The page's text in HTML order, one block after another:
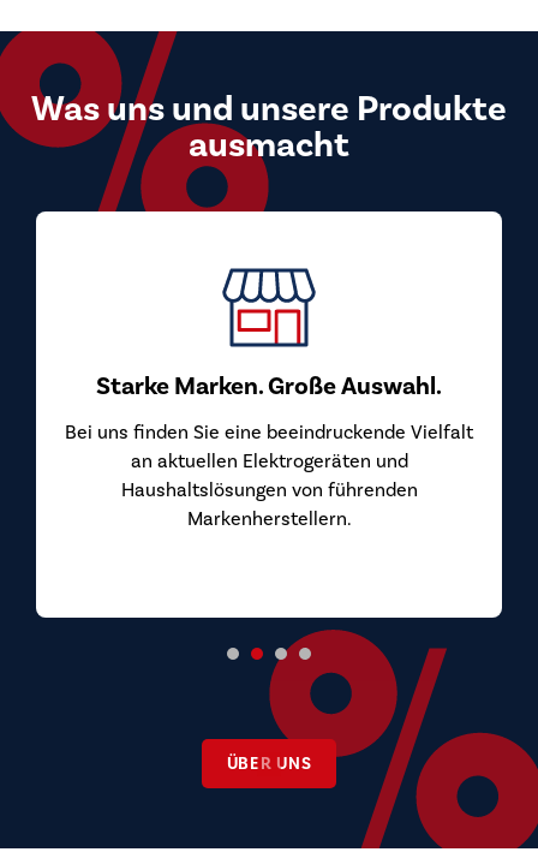
Was uns und unsere Produkte
ausmacht
Starke Marken. Große Auswahl.
Bei uns finden Sie eine beeindruckende Vielfalt
an aktuellen Elektrogeräten und
Haushaltslösungen von führenden
Markenherstellern.
ÜBER UNS